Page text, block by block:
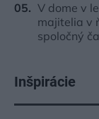
V dome v
majitelia v
spoločný
Inšpirácie